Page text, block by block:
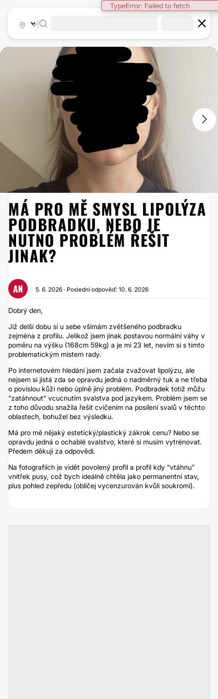
TypeError: Failed to fetch
LIPOLÝZA
MÁ PRO MĚ SMYSL LIPOLÝZA
PODBRADKU, NEBO JE
NUTNO PROBLÉM ŘEŠIT
JINAK?
AN 5. 6. 2026 · Poslední odpověď: 10. 6. 2026
Dobrý den,
Již delší dobu si u sebe všímám zvětšeného podbradku
zejména z profilu. Jelikož jsem jinak postavou normální váhy v
poměru na výšku (168cm 59kg) a je mi 23 let, nevím si s tímto
problematickým místem rady.
Po internetovém hledání jsem začala zvažovat lipolýzu, ale
nejsem si jistá zda se opravdu jedná o nadměrný tuk a ne třeba
o povislou kůži nebo úplně jiný problém. Podbradek totiž můžu
“zatáhnout” vcucnutím svalstva pod jazykem. Problém jsem se
z toho důvodu snažila řešit cvičením na posílení svalů v těchto
oblastech, bohužel bez výsledku.
Má pro mě nějaký estetický/plastický zákrok cenu? Nebo se
opravdu jedná o ochablé svalstvo, které si musím vytrénovat.
Předem děkuji za odpovědi.
Na fotografiích je vidět povolený profil a profil kdy “vtáhnu”
vnitřek pusy, což bych ideálně chtěla jako permanentní stav,
plus pohled zepředu (obličej vycenzurován kvůli soukromí).